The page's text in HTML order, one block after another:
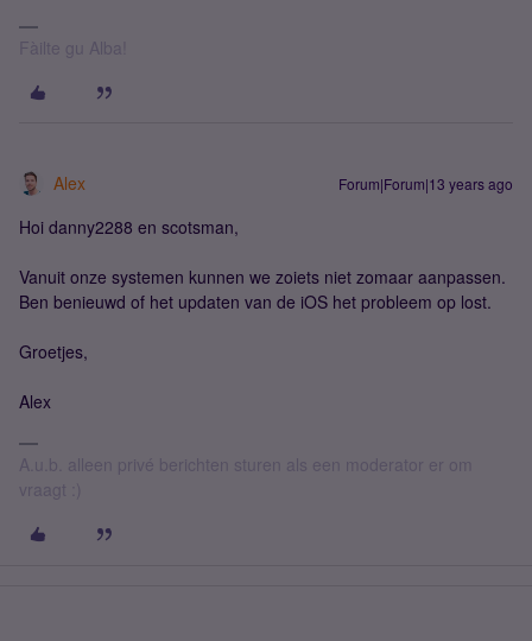
Fàilte gu Alba!
Alex Forum|Forum|13 years ago
Hoi danny2288 en scotsman,
Vanuit onze systemen kunnen we zoiets niet zomaar aanpassen.
Ben benieuwd of het updaten van de iOS het probleem op lost.
Groetjes,
Alex
A.u.b. alleen privé berichten sturen als een moderator er om
vraagt :)